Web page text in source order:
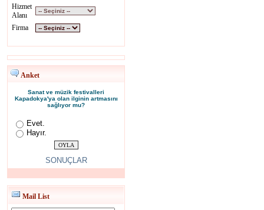
Hizmet
Alanı
Firma
Anket
Sanat ve müzik festivalleri
Kapadokya'ya olan ilginin artmasını
sağlıyor mu?
Evet.
Hayır.
SONUÇLAR
Mail List